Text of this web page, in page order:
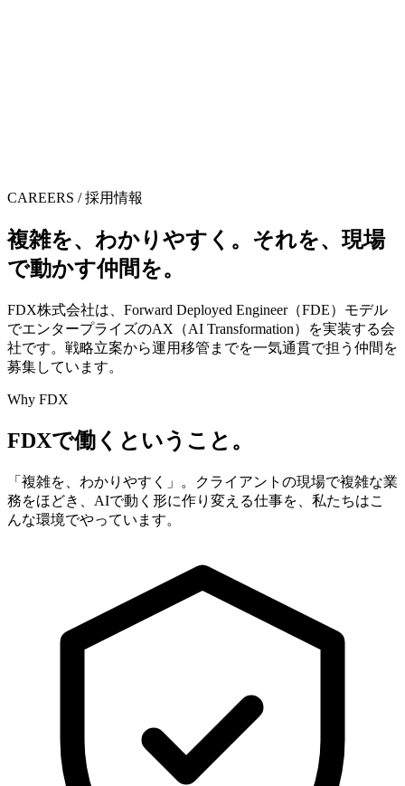
CAREERS / 採用情報
複雑を、​わかりやすく。 それを、​現場
で​動かす仲間を。
FDX株式会社は、Forward Deployed Engineer（FDE）モデル
でエンタープライズのAX（AI Transformation）を実装する会
社です。戦略立案から運用移管までを一気通貫で担う仲間を
募集しています。
Why FDX
FDXで​働くと​いう​こと。
「複雑を、わかりやすく」。クライアントの現場で複雑な業
務をほどき、AIで動く形に作り変える仕事を、私たちはこ
んな環境でやっています。